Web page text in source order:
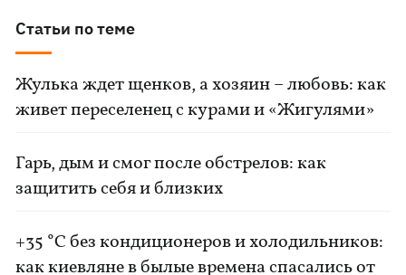
Статьи по теме
Жулька ждет щенков, а хозяин – любовь: как
живет переселенец с курами и «Жигулями»
Гарь, дым и смог после обстрелов: как
защитить себя и близких
+35 °C без кондиционеров и холодильников:
как киевляне в былые времена спасались от